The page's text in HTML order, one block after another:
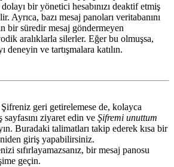
bir yönetici hesabınızı deaktif etmiş
Ayrıca, bazı mesaj panoları veritabanını
bir süredir mesaj göndermeyen
aralıklarla silerler. Eğer bu olmuşsa,
deneyin ve tartışmalara katılın.
geri getirelemese de, kolayca
sayfasını ziyaret edin ve Şifremi unuttum
Buradaki talimatları takip ederek kısa bir
giriş yapabilirsiniz.
sıfırlayamazsanız, bir mesaj panosu
geçin.